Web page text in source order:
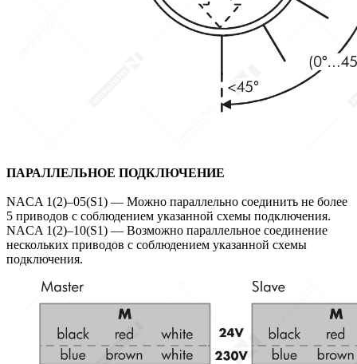
ПАРАЛЛЕЛЬНОЕ ПОДКЛЮЧЕНИЕ
NACA 1(2)–05(S1) — Можно параллельно соединить не более
5 приводов с соблюдением указанной схемы подключения.
NACA 1(2)–10(S1) — Возможно параллельное соединение
нескольких приводов с соблюдением указанной схемы
подключения.